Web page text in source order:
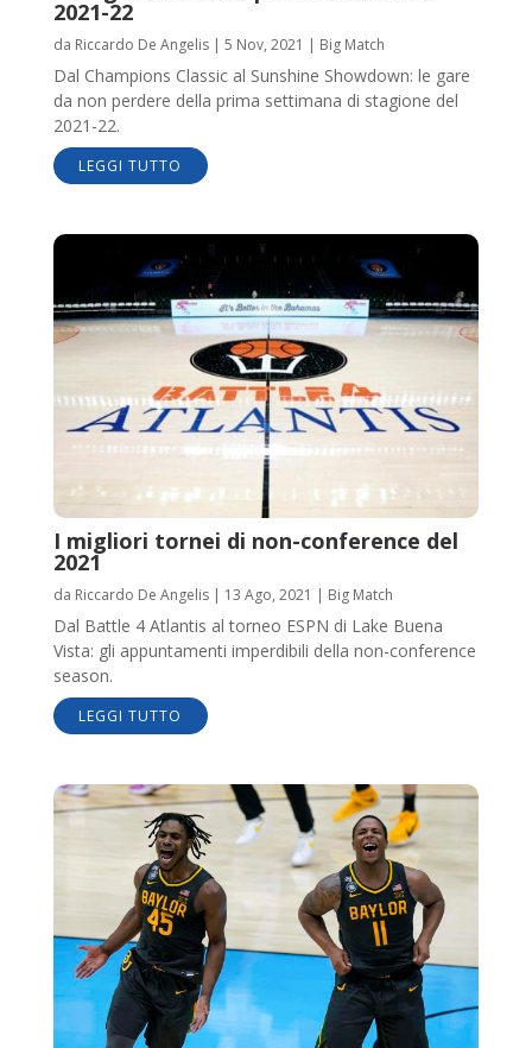
2021-22
da Riccardo De Angelis| 5 Nov, 2021 | Big Match
Dal Champions Classic al Sunshine Showdown: le gare
da non perdere della prima settimana di stagione del
2021-22.
LEGGI TUTTO
I migliori tornei di non-conference del
2021
da Riccardo De Angelis| 13 Ago, 2021 | Big Match
Dal Battle 4 Atlantis al torneo ESPN di Lake Buena
Vista: gli appuntamenti imperdibili della non-conference
season.
LEGGI TUTTO